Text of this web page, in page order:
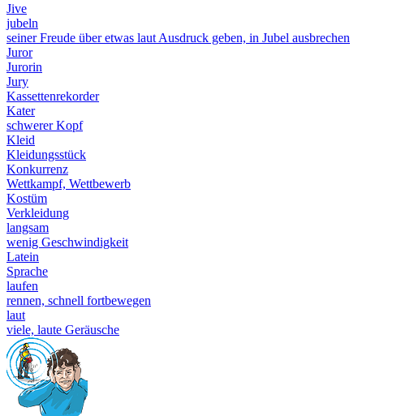
Jive
jubeln
seiner Freude über etwas laut Ausdruck geben, in Jubel ausbrechen
Juror
Jurorin
Jury
Kassettenrekorder
Kater
schwerer Kopf
Kleid
Kleidungsstück
Konkurrenz
Wettkampf, Wettbewerb
Kostüm
Verkleidung
langsam
wenig Geschwindigkeit
Latein
Sprache
laufen
rennen, schnell fortbewegen
laut
viele, laute Geräusche